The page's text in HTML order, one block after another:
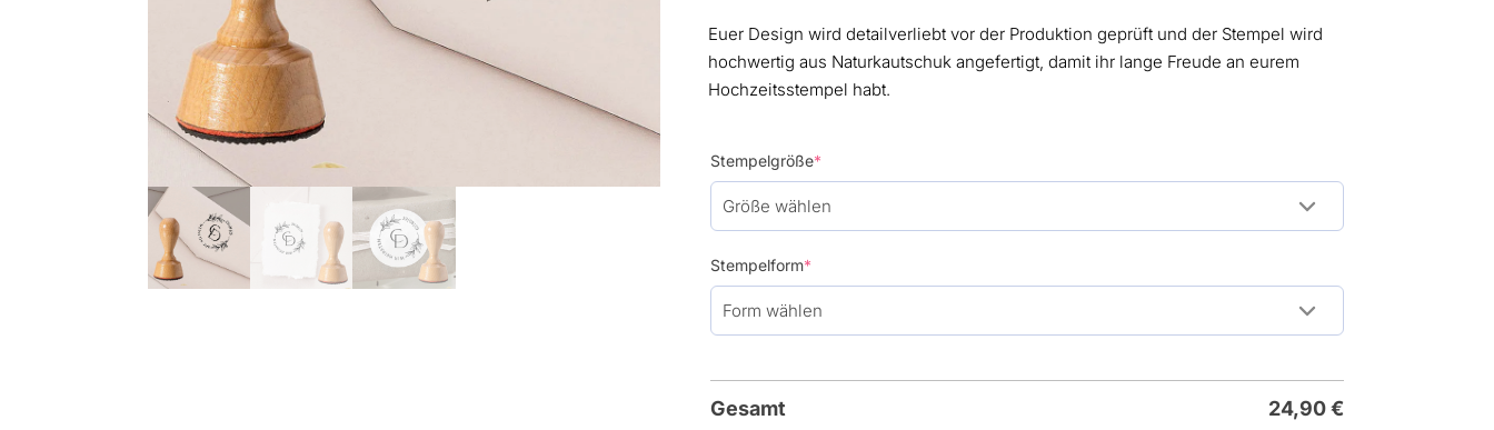
Euer Design wird detailverliebt vor der Produktion geprüft und der Stempel wird
hochwertig aus Naturkautschuk angefertigt, damit ihr lange Freude an eurem
Hochzeitsstempel habt.
Stempelgröße*
Stempelform*
Gesamt 24,90€